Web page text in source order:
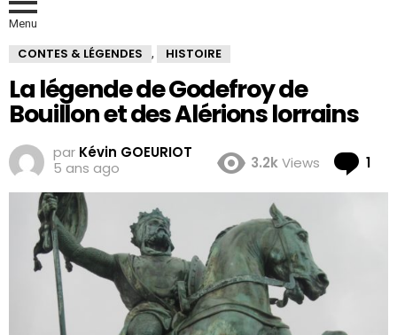
Menu
CONTES & LÉGENDES , HISTOIRE
La légende de Godefroy de
Bouillon et des Alérions lorrains
par Kévin GOEURIOT
5 ans ago
3.2kViews 1